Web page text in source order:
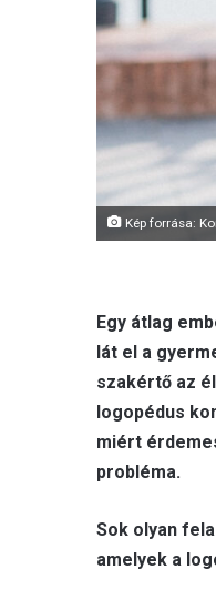
Kép forrása:
Egy átlag
lát el a
szakértő az
logopédus
miért
probléma.
Sok olyan
amelyek a